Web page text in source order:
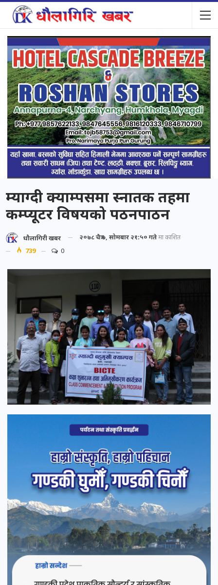
म्याग्दी क्याम्पसमा स्नातक तहमा
कम्प्यूटर विषयको पठनपाठन
धौलागिरी खबर २०७८ चैत्र ७, सोमबार २१:५० गतेमा प्रकाशित
739
0